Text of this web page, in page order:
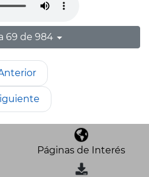
69 de 984
Páginas de Interés